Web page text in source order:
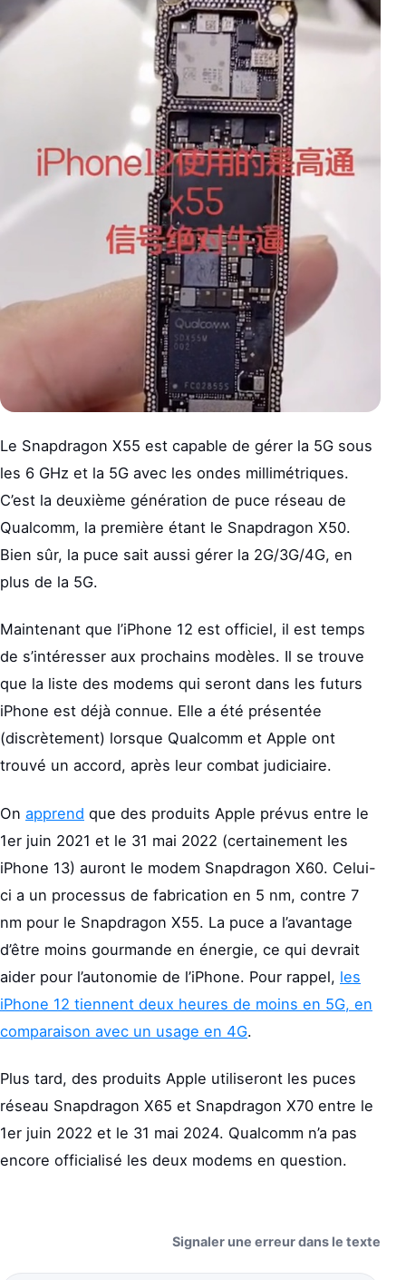
Le Snapdragon X55 est capable de gérer la 5G sous
les 6 GHz et la 5G avec les ondes millimétriques.
C’est la deuxième génération de puce réseau de
Qualcomm, la première étant le Snapdragon X50.
Bien sûr, la puce sait aussi gérer la 2G/3G/4G, en
plus de la 5G.
Maintenant que l’iPhone 12 est officiel, il est temps
de s’intéresser aux prochains modèles. Il se trouve
que la liste des modems qui seront dans les futurs
iPhone est déjà connue. Elle a été présentée
(discrètement) lorsque Qualcomm et Apple ont
trouvé un accord, après leur combat judiciaire.
On apprend que des produits Apple prévus entre le
1er juin 2021 et le 31 mai 2022 (certainement les
iPhone 13) auront le modem Snapdragon X60. Celui-
ci a un processus de fabrication en 5 nm, contre 7
nm pour le Snapdragon X55. La puce a l’avantage
d’être moins gourmande en énergie, ce qui devrait
aider pour l’autonomie de l’iPhone. Pour rappel, les
iPhone 12 tiennent deux heures de moins en 5G, en
comparaison avec un usage en 4G.
Plus tard, des produits Apple utiliseront les puces
réseau Snapdragon X65 et Snapdragon X70 entre le
1er juin 2022 et le 31 mai 2024. Qualcomm n’a pas
encore officialisé les deux modems en question.
Signaler une erreur dans le texte